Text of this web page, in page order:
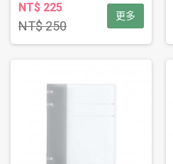
NT$ 225
NT$ 250
更多